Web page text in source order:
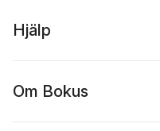
Hjälp
Om Bokus